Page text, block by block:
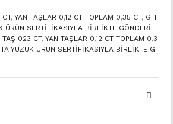
CT, YAN TAŞLAR 0,12 CT TOPLAM 0,35 CT, G T
ÜRÜN SERTİFİKASIYLA BİRLİKTE GÖNDERİL
TAŞ 023 CT, YAN TAŞLAR 0,12 CT TOPLAM 0,3
YÜZÜK ÜRÜN SERTİFİKASIYLA BİRLİKTE G